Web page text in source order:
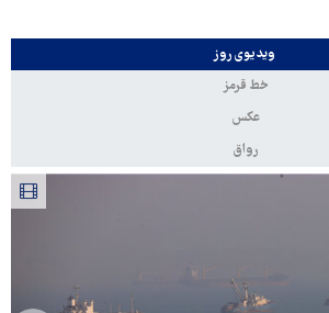
ویدیوی روز
خط قرمز
عکس
رواق